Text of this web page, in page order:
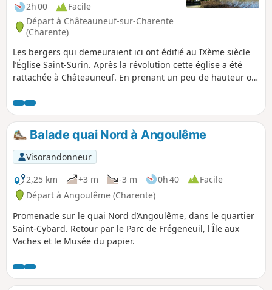
2h 00
Facile
Départ à Châteauneuf-sur-Charente
(Charente)
Les bergers qui demeuraient ici ont édifié au IXème siècle
l’Église Saint-Surin. Après la révolution cette église a été
rattachée à Châteauneuf. En prenant un peu de hauteur on
on redescend le long de la Charente.
Balade quai Nord à Angoulême
Visorandonneur
2,25 km
+3 m -3 m 0h 40
Facile
Départ à Angoulême (Charente)
Promenade sur le quai Nord d’Angoulême, dans le quartier
Saint-Cybard. Retour par le Parc de Frégeneuil, l'Île aux
Vaches et le Musée du papier.